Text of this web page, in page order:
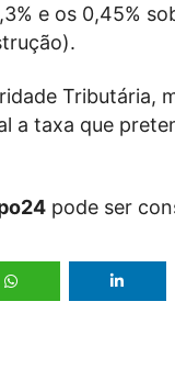
e os 0,45%
Tributária,
a taxa que
pode ser